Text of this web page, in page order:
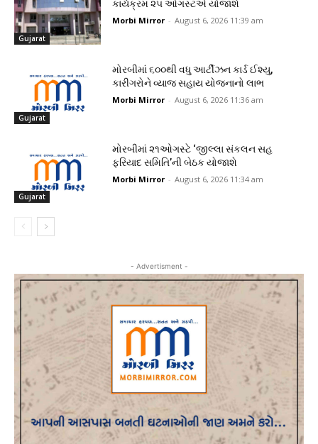
Gujarat
કાર્યક્રમ ૨૫ ઓગસ્ટએ યોજાશે
Morbi Mirror - August 6, 2026 11:39 am
Gujarat
મોરબીમાં ૬૦૦થી વધુ આર્ટીઝન કાર્ડ ઈશ્યુ,
કારીગરોને વ્યાજ સહાય યોજનાનો લાભ
Morbi Mirror - August 6, 2026 11:36 am
Gujarat
મોરબીમાં ૨૧ઓગસ્ટે ‘જીલ્લા સંકલન સહ
ફરિયાદ સમિતિ’ની બેઠક યોજાશે
Morbi Mirror - August 6, 2026 11:34 am
- Advertisment -